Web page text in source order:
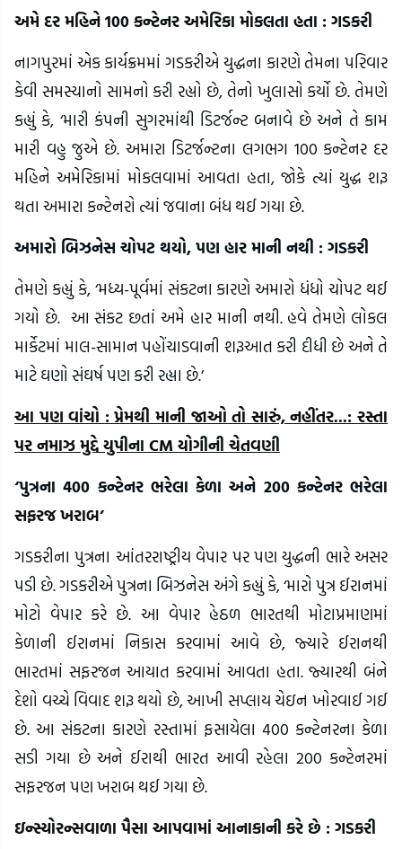
અમે દર મહિને 100 કન્ટેનર અમેરિકા મોકલતા હતા : ગડકરી
નાગપુરમાં એક કાર્યક્રમમાં ગડકરીએ યુદ્ધના કારણે તેમના પરિવાર
કેવી સમસ્યાનો સામનો કરી રહ્યો છે, તેનો ખુલાસો કર્યો છે. તેમણે
કહ્યું કે, ‘મારી કંપની સુગરમાંથી ડિટર્જન્ટ બનાવે છે અને તે કામ
મારી વહુ જુએ છે. અમારા ડિટર્જન્ટના લગભગ 100 કન્ટેનર દર
મહિને અમેરિકામાં મોકલવામાં આવતા હતા, જોકે ત્યાં યુદ્ધ શરૂ
થતા અમારા કન્ટેનરો ત્યાં જવાના બંધ થઈ ગયા છે.
અમારો બિઝનેસ ચોપટ થયો, પણ હાર માની નથી : ગડકરી
તેમણે કહ્યું કે, ‘મધ્ય-પૂર્વમાં સંકટના કારણે અમારો ધંધો ચોપટ થઈ
ગયો છે. આ સંકટ છતાં અમે હાર માની નથી. હવે તેમણે લોકલ
માર્કેટમાં માલ-સામાન પહોંચાડવાની શરૂઆત કરી દીધી છે અને તે
માટે ઘણો સંઘર્ષ પણ કરી રહ્યા છે.’
આ પણ વાંચો : પ્રેમથી માની જાઓ તો સારું, નહીંતર...: રસ્તા
પર નમાઝ મુદ્દે યુપીના CM યોગીની ચેતવણી
‘પુત્રના 400 કન્ટેનર ભરેલા કેળા અને 200 કન્ટેનર ભરેલા
સફરજ ખરાબ’
ગડકરીના પુત્રના આંતરરાષ્ટ્રીય વેપાર પર પણ યુદ્ધની ભારે અસર
પડી છે. ગડકરીએ પુત્રના બિઝનેસ અંગે કહ્યું કે, ‘મારો પુત્ર ઈરાનમાં
મોટો વેપાર કરે છે. આ વેપાર હેઠળ ભારતથી મોટાપ્રમાણમાં
કેળાની ઈરાનમાં નિકાસ કરવામાં આવે છે, જ્યારે ઈરાનથી
ભારતમાં સફરજન આયાત કરવામાં આવતા હતા. જ્યારથી બંને
દેશો વચ્ચે વિવાદ શરૂ થયો છે, આખી સપ્લાય ચેઇન ખોરવાઈ ગઈ
છે. આ સંકટના કારણે રસ્તામાં ફસાયેલા 400 કન્ટેનરના કેળા
સડી ગયા છે અને ઈરાથી ભારત આવી રહેલા 200 કન્ટેનરમાં
સફરજન પણ ખરાબ થઈ ગયા છે.
ઇન્સ્યોરન્સવાળા પૈસા આપવામાં આનાકાની કરે છે : ગડકરી